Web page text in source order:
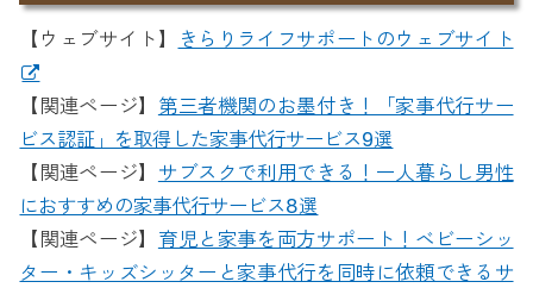
【ウェブサイト】 きらりライフサポートのウェブサイト
【関連ページ】 第三者機関のお墨付き！「家事代行サー
ビス認証」を取得した家事代行サービス9選
【関連ページ】 サブスクで利用できる！一人暮らし男性
におすすめの家事代行サービス8選
【関連ページ】 育児と家事を両方サポート！ベビーシッ
ター・キッズシッターと家事代行を同時に依頼できるサ